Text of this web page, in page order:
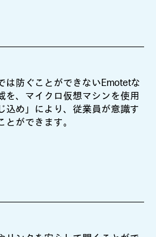
は防ぐことができないEmotetな
を、マイクロ仮想マシンを使用
込め」により、従業員が意識す
ができます。